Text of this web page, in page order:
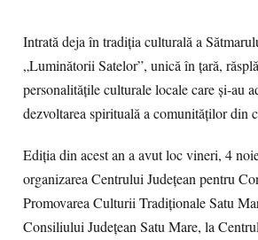
Intrată deja în tradiția culturală a
„Luminătorii Satelor”, unică în țară,
personalitățile culturale locale care și-au
dezvoltarea spirituală a comunităților din
Ediția din acest an a avut loc vineri, 4
organizarea Centrului Județean pentru
Promovarea Culturii Tradiționale Satu
Consiliului Județean Satu Mare, la